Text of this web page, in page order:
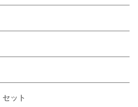
セット